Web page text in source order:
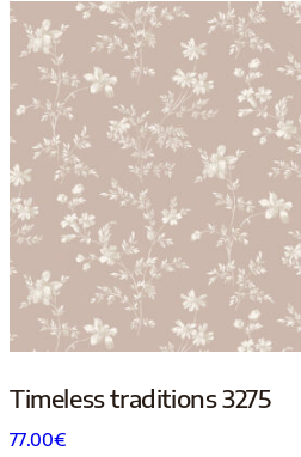
Timeless traditions 3275
77.00€